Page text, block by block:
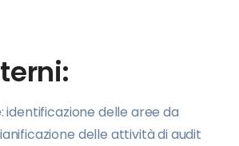
: identificazione delle aree da
delle attività di audit